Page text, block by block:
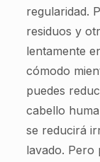
regularidad.
residuos y
lentamente
cómodo
puedes
cabello
se reducirá
lavado. Pero